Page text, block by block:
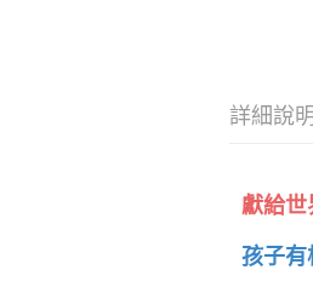
詳細說明
獻給世
孩子有